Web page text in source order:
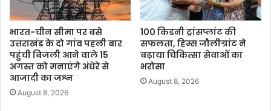
भारत-चीन सीमा पर बसे
उत्तराखंड के दो गांव पहली बार
पहुंची बिजली आने वाले 15
अगस्त को मनाएंगे अंधेरे से
आजादी का जश्न
August 8, 2026
100 किडनी ट्रांसप्लांट की
सफलता, हिम्स जौलीग्रांट ने
बढ़ाया चिकित्सा सेवाओं का
भरोसा
August 8, 2026